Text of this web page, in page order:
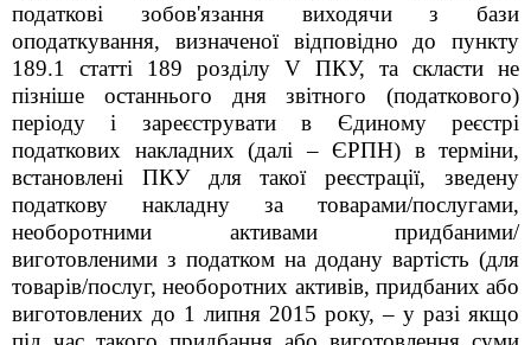
податкові зобов'язання виходячи з бази
оподаткування, визначеної відповідно до пункту
189.1 статті 189 роздiлу V ПКУ, та скласти не
пізніше останнього дня звітного (податкового)
періоду і зареєструвати в Єдиному реєстрі
податкових накладних (далі – ЄРПН) в терміни,
встановлені ПКУ для такої реєстрації, зведену
податкову накладну за товарами/послугами,
необоротними активами придбаними/
виготовленими з податком на додану вартість (для
товарів/послуг, необоротних активів, придбаних або
виготовлених до 1 липня 2015 року, – у разі якщо